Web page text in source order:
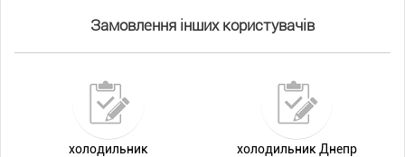
Замовлення інших користувачів
холодильник холодильник Днепр